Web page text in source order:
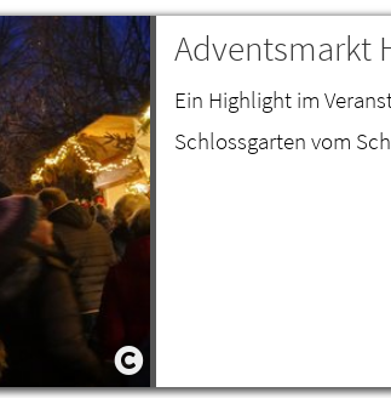
Adventsmarkt
Ein Highlight im
Schlossgarten vom